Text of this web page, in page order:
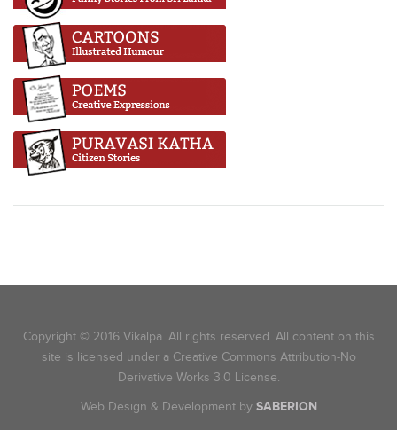
Copyright © 2016 Vikalpa. All rights reserved. All content on this
site is licensed under a Creative Commons Attribution-No
Derivative Works 3.0 License.
Web Design & Development by SABERION